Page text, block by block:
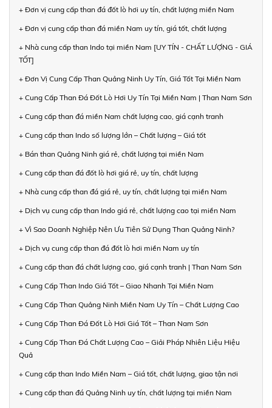
+ Đơn vị cung cấp than đá đốt lò hơi uy tín, chất lượng miền Nam
+ Đơn vị cung cấp than đá miền Nam uy tín, giá tốt, chất lượng
+ Nhà cung cấp than Indo tại miền Nam [UY TÍN - CHẤT LƯỢNG - GIÁ
TỐT]
+ Đơn Vị Cung Cấp Than Quảng Ninh Uy Tín, Giá Tốt Tại Miền Nam
+ Cung Cấp Than Đá Đốt Lò Hơi Uy Tín Tại Miền Nam | Than Nam Sơn
+ Cung cấp than đá miền Nam chất lượng cao, giá cạnh tranh
+ Cung cấp than Indo số lượng lớn – Chất lượng – Giá tốt
+ Bán than Quảng Ninh giá rẻ, chất lượng tại miền Nam
+ Cung cấp than đá đốt lò hơi giá rẻ, uy tín, chất lượng
+ Nhà cung cấp than đá giá rẻ, uy tín, chất lượng tại miền Nam
+ Dịch vụ cung cấp than Indo giá rẻ, chất lượng cao tại miền Nam
+ Vì Sao Doanh Nghiệp Nên Ưu Tiên Sử Dụng Than Quảng Ninh?
+ Dịch vụ cung cấp than đá đốt lò hơi miền Nam uy tín
+ Cung cấp than đá chất lượng cao, giá cạnh tranh | Than Nam Sơn
+ Cung Cấp Than Indo Giá Tốt – Giao Nhanh Tại Miền Nam
+ Cung Cấp Than Quảng Ninh Miền Nam Uy Tín – Chất Lượng Cao
+ Cung Cấp Than Đá Đốt Lò Hơi Giá Tốt – Than Nam Sơn
+ Cung Cấp Than Đá Chất Lượng Cao – Giải Pháp Nhiên Liệu Hiệu
Quả
+ Cung cấp than Indo Miền Nam – Giá tốt, chất lượng, giao tận nơi
+ Cung cấp than đá Quảng Ninh uy tín, chất lượng tại miền Nam